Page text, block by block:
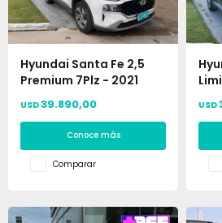
Hyundai Santa Fe 2,5
Premium 7Plz - 2021
USD39.890,00
Conoce más
Comparar
USD